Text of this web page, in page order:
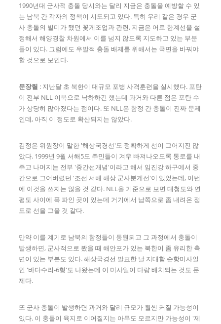
1990년대 군사적 충돌 당시와는 달리 지금은 충돌을 예방할 수 있
는 남북 간 각자의 정책이 시도되고 있다. 특히 우리 같은 경우 군
사 충돌의 빌미가 됐던 꽃게조업과 관련, 지금은 어로 한계선을 설
정해서 해양경찰 차원에서 이를 넘지 않도록 지도하고 있는 부분
들이 있다. 그럼에도 우발적 충돌 배제를 위해서는 국면을 바꿔야
할 것으로 보인다.
문장렬 : 지난달 초 북한이 대규모 포병 사격훈련을 실시했다. 포탄
이 전부 NLL 이북으로 낙하하긴 했는데 과거와 다른 점은 포탄 수
가 상당히 많아졌다는 점이다. 또 NLL은 함정 간 충돌이 진짜 문제
인데, 아직 이 정도로 확산되지는 않았다.
김정은 위원장이 말한 '해상국경선'도 정확하게 선이 그어지진 않
았다. 1999년 9월 서해5도 주민들이 겨우 빠져나오도록 통로를 내
주고 나머지는 전부 '중간선개념'이라고 해서 임진강 하구에서 중
간으로 그어버렸던 '조선 서해 해상 군사분계선'이 있었는데, 이번
에 이것을 쓰지는 않을 것 같다. NLL을 기준으로 보면 대청도와 연
평도 사이에 푹 파인 곳이 있는데 거기에서 남쪽으로 좀 내려온 정
도로 선을 그을 것 같다.
만약 이를 계기로 남북의 함정들이 동원되고 그 과정에서 충돌이
발생하면, 군사적으로 봤을 때 해안포가 있는 북한이 좀 유리한 측
면이 있는 부분도 있다. 해상국경선 발표한 날 지대함 순항미사일
인 '바다수리-6형'도 나왔는데 이 미사일이 다량 배치되는 것도 문
제다.
또 군사 충돌이 발생하면 과거와 달리 규모가 훨씬 커질 가능성이
있다. 이 충돌이 육지로 이어질지는 아무도 모르지만 가능성이 '제